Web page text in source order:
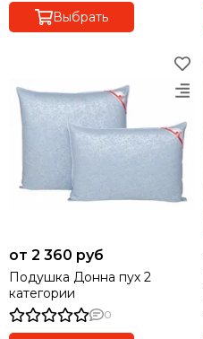
Выбрать
от 2 360 руб
Подушка Донна пух 2
категории
0